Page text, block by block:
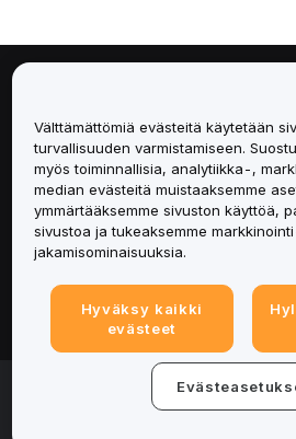
Palvelut
Tuki
Tuotteet
Lakiasiat
© 2025-2026 Bybit.eu. Kaikki
Välttämättömiä evästeitä käytetään
turvallisuuden varmistamiseen.
myös toiminnallisia, analytiikka-,
median evästeitä muistaaksemme
ymmärtääksemme sivuston käyttöä,
sivustoa ja tukeaksemme
jakamisominaisuuksia.
Hyväksy kaikki
evästeet